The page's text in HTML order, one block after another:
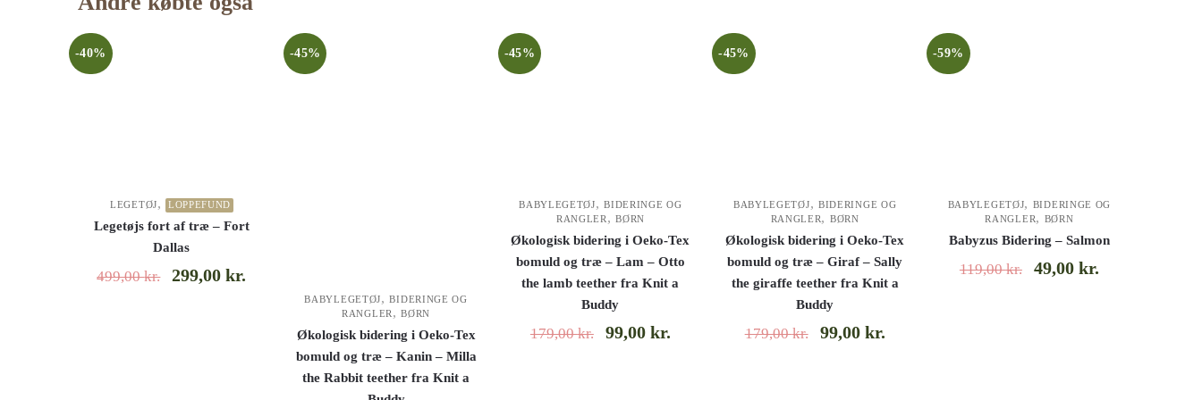
-40%
LEGETØJ, LOPPEFUND
Legetøjs fort af træ – Fort
Dallas
499,00kr. 299,00kr.
-45%
BABYLEGETØJ,BIDERINGE OG
RANGLER ,BØRN
Økologisk bidering i Oeko-Tex
bomuld og træ – Kanin – Milla
the Rabbit teether fra Knit a
-45%
BABYLEGETØJ,BIDERINGE OG
RANGLER ,BØRN
Økologisk bidering i Oeko-Tex
bomuld og træ – Lam – Otto
the lamb teether fra Knit a
Buddy
179,00kr. 99,00 kr.
-45%
BABYLEGETØJ, BIDERINGE OG
RANGLER, BØRN
Økologisk bidering i Oeko-Tex
bomuld og træ – Giraf – Sally
the giraffe teether fra Knit a
Buddy
179,00kr. 99,00 kr.
-59%
BABYLEGETØJ, BIDERINGE OG
RANGLER, BØRN
Babyzus Bidering – Salmon
119,00kr. 49,00 kr.